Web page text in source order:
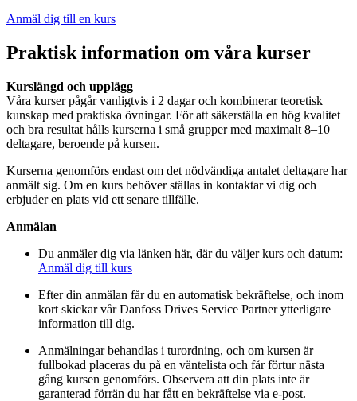
Anmäl dig till en kurs
Praktisk information om våra kurser
Kurslängd och upplägg
Våra kurser pågår vanligtvis i 2 dagar och kombinerar teoretisk
kunskap med praktiska övningar. För att säkerställa en hög kvalitet
och bra resultat hålls kurserna i små grupper med maximalt 8–10
deltagare, beroende på kursen.
Kurserna genomförs endast om det nödvändiga antalet deltagare har
anmält sig. Om en kurs behöver ställas in kontaktar vi dig och
erbjuder en plats vid ett senare tillfälle.
Anmälan
Du anmäler dig via länken här, där du väljer kurs och datum:
Anmäl dig till kurs
Efter din anmälan får du en automatisk bekräftelse, och inom
kort skickar vår Danfoss Drives Service Partner ytterligare
information till dig.
Anmälningar behandlas i turordning, och om kursen är
fullbokad placeras du på en väntelista och får förtur nästa
gång kursen genomförs. Observera att din plats inte är
garanterad förrän du har fått en bekräftelse via e-post.